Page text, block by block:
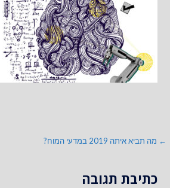
ניווט
← מה תביא איתה 2019 במדעי המוח?
כתיבת תגובה